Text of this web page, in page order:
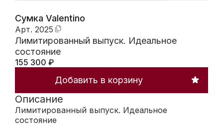
Сумка Valentino
Арт. 2025
Лимитированный выпуск. Идеальное
состояние
155 300 ₽
Добавить в корзину
Описание
Лимитированный выпуск. Идеальное
состояние